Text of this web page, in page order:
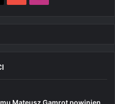
Mateusz Gamrot powinien